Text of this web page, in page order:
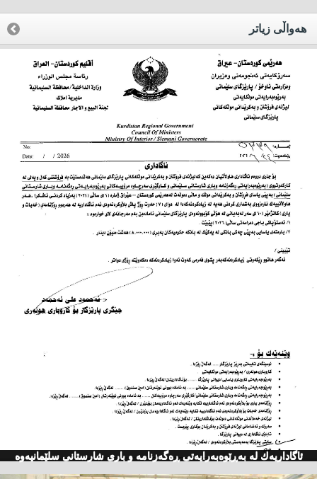
هه‌واڵی زیاتر
ئاگاداریه‌ك له‌ به‌ڕێوه‌به‌رایه‌تی ڕه‌گه‌زنامه‌ و باری شارستانی سلێمانیه‌وه‌